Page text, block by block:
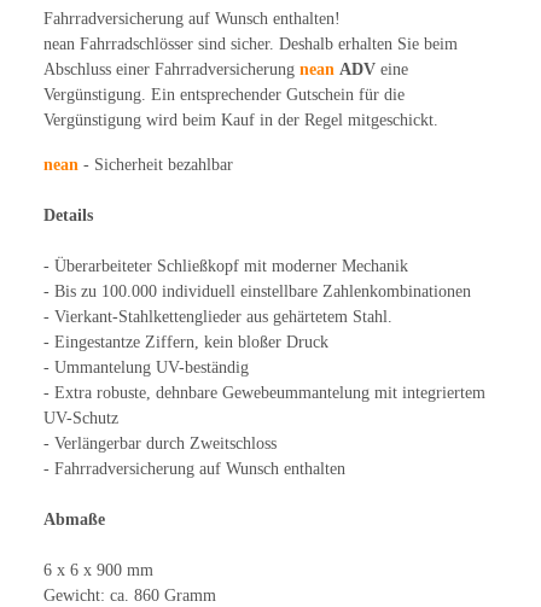
Fahrradversicherung auf Wunsch enthalten!
nean Fahrradschlösser sind sicher. Deshalb erhalten Sie beim
Abschluss einer Fahrradversicherung nean ADV eine
Vergünstigung. Ein entsprechender Gutschein für die
Vergünstigung wird beim Kauf in der Regel mitgeschickt.
nean - Sicherheit bezahlbar
Details
- Überarbeiteter Schließkopf mit moderner Mechanik
- Bis zu 100.000 individuell einstellbare Zahlenkombinationen
- Vierkant-Stahlkettenglieder aus gehärtetem Stahl.
- Eingestantze Ziffern, kein bloßer Druck
- Ummantelung UV-beständig
- Extra robuste, dehnbare Gewebeummantelung mit integriertem
UV-Schutz
- Verlängerbar durch Zweitschloss
- Fahrradversicherung auf Wunsch enthalten
Abmaße
6 x 6 x 900 mm
Gewicht: ca. 860 Gramm